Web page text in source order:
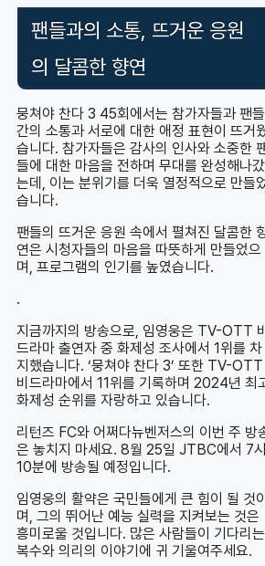
팬들과의 소통, 뜨거운 응원
의 달콤한 향연
뭉쳐야 찬다 3 45회에서는 참가자들과 팬들
간의 소통과 서로에 대한 애정 표현이 뜨거
습니다. 참가자들은 감사의 인사와 소중한
들에 대한 마음을 전하며 무대를 완성해나갔
는데, 이는 분위기를 더욱 열정적으로 만들
습니다.
팬들의 뜨거운 응원 속에서 펼쳐진 달콤한
연은 시청자들의 마음을 따뜻하게 만들었으
며, 프로그램의 인기를 높였습니다.
.
지금까지의 방송으로, 임영웅은 TV-OTT 비
드라마 출연자 중 화제성 조사에서 1위를 차
지했습니다. ‘뭉쳐야 찬다 3’ 또한 TV-OTT
비드라마에서 11위를 기록하며 2024년 최
화제성 순위를 자랑하고 있습니다.
리턴즈 FC와 어쩌다뉴벤저스의 이번 주 방
은 놓치지 마세요. 8월 25일 JTBC에서 7시
10분에 방송될 예정입니다.
임영웅의 활약은 국민들에게 큰 힘이 될 것이
며, 그의 뛰어난 예능 실력을 지켜보는 것은
흥미로울 것입니다. 많은 사람들이 기다리는
복수와 의리의 이야기에 귀 기울여주세요.